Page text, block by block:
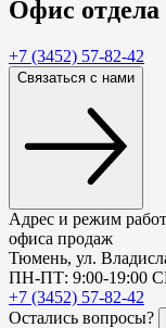
Офис
+7 (3452) 57-82-42
Связаться с нами
Адрес и режим
офиса продаж
Тюмень, ул.
ПН-ПТ: 9:00-19:00
+7 (3452) 57-82-42
Остались вопросы?